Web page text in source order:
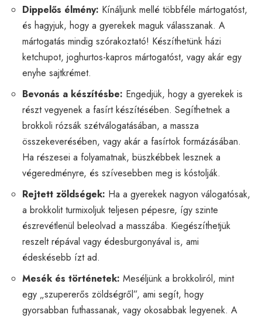
Dippelős élmény: Kínáljunk mellé többféle mártogatóst,
és hagyjuk, hogy a gyerekek maguk válasszanak. A
mártogatás mindig szórakoztató! Készíthetünk házi
ketchupot, joghurtos-kapros mártogatóst, vagy akár egy
enyhe sajtkrémet.
Bevonás a készítésbe: Engedjük, hogy a gyerekek is
részt vegyenek a fasírt készítésében. Segíthetnek a
brokkoli rózsák szétválogatásában, a massza
összekeverésében, vagy akár a fasírtok formázásában.
Ha részesei a folyamatnak, büszkébbek lesznek a
végeredményre, és szívesebben meg is kóstolják.
Rejtett zöldségek: Ha a gyerekek nagyon válogatósak,
a brokkolit turmixoljuk teljesen pépesre, így szinte
észrevétlenül beleolvad a masszába. Kiegészíthetjük
reszelt répával vagy édesburgonyával is, ami
édeskésebb ízt ad.
Mesék és történetek: Meséljünk a brokkoliról, mint
egy „szupererős zöldségről”, ami segít, hogy
gyorsabban futhassanak, vagy okosabbak legyenek. A